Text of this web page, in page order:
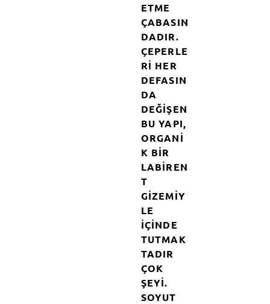
ETME
ÇABASIN
DADIR.
ÇEPERLE
RI HER
DEFASIN
DA
DEĞIŞEN
BU YAPI,
ORGANI
K BIR
LABIREN
T
GIZEMIY
LE
IÇINDE
TUTMAK
TADIR
ÇOK
ŞEYI.
SOYUT